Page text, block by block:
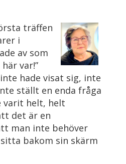
träffen
i
av som
var!”
hade visat sig, inte
ställt en enda fråga
varit helt, helt
det är en
man inte behöver
bakom sin skärm